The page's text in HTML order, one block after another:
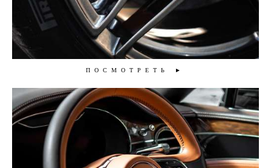
ПОСМОТРЕТЬ ►